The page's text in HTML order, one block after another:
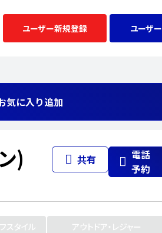
ユーザー新規登録 ユーザー
気に入り追加
) 共有
電話
予約
スタイル
アウトドア・レジャー